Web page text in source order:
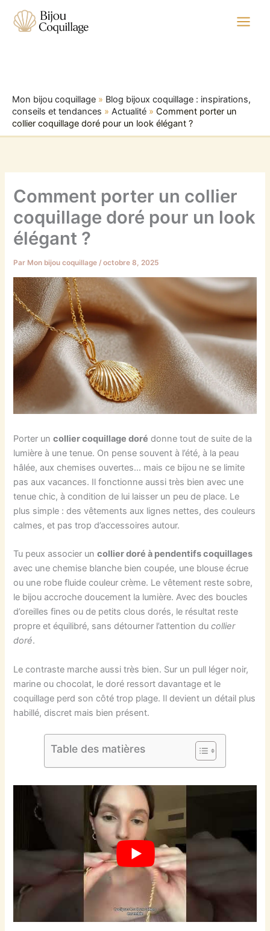
contenu
Mon bijou coquillage » Blog bijoux coquillage : inspirations,
conseils et tendances » Actualité » Comment porter un
collier coquillage doré pour un look élégant ?
Comment porter un collier
coquillage doré pour un look
élégant ?
Par Mon bijou coquillage/octobre 8, 2025
Porter uncollier coquillage doré donne tout de suite de la
lumière à une tenue. On pense souvent à l’été, à la peau
hâlée, aux chemises ouvertes… mais ce bijou ne se limite
pas aux vacances. Il fonctionne aussi très bien avec une
tenue chic, à condition de lui laisser un peu de place. Le
plus simple : des vêtements aux lignes nettes, des couleurs
calmes, et pas trop d’accessoires autour.
Tu peux associer uncollier doré à pendentifs coquillages
avec une chemise blanche bien coupée, une blouse écrue
ou une robe fluide couleur crème. Le vêtement reste sobre,
le bijou accroche doucement la lumière. Avec des boucles
d’oreilles fines ou de petits clous dorés, le résultat reste
propre et équilibré, sans détourner l’attention ducollier
doré.
Le contraste marche aussi très bien. Sur un pull léger noir,
marine ou chocolat, le doré ressort davantage et le
coquillage perd son côté trop plage. Il devient un détail plus
habillé, discret mais bien présent.
Table des matières